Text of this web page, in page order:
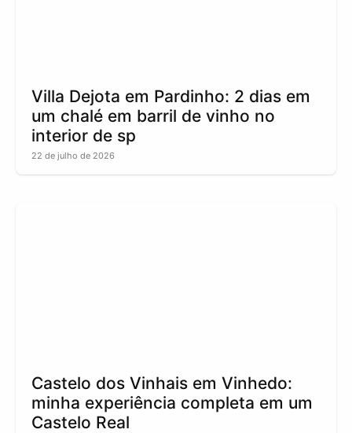
Villa Dejota em Pardinho: 2 dias em
um chalé em barril de vinho no
interior de sp
22 de julho de 2026
Castelo dos Vinhais em Vinhedo:
minha experiência completa em um
Castelo Real